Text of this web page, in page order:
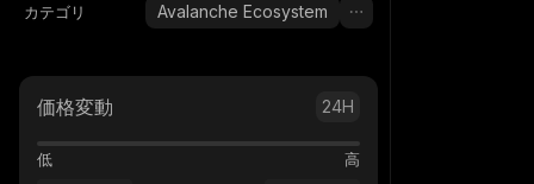
カテゴリ Avalanche Ecosystem
価格変動 24H
低 高